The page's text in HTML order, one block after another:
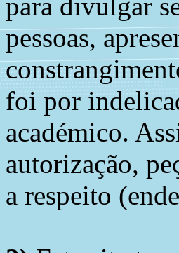
pessoas,
foi por
académico.
autorização,
a respeito